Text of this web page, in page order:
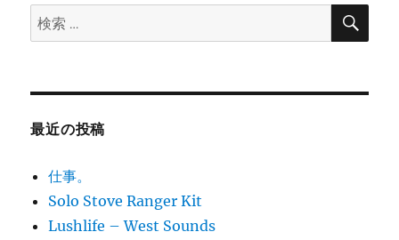
ン
検
索:
検
最近の投稿
仕事。
Solo Stove Ranger Kit
Lushlife – West Sounds